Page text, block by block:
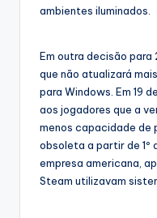
ambientes iluminados.
Em outra decisão para
que não atualizará
para Windows. Em 19
aos jogadores que a
menos capacidade de
obsoleta a partir de 1º
empresa americana,
Steam utilizavam